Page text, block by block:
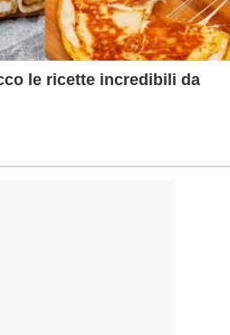
le ricette incredibili da